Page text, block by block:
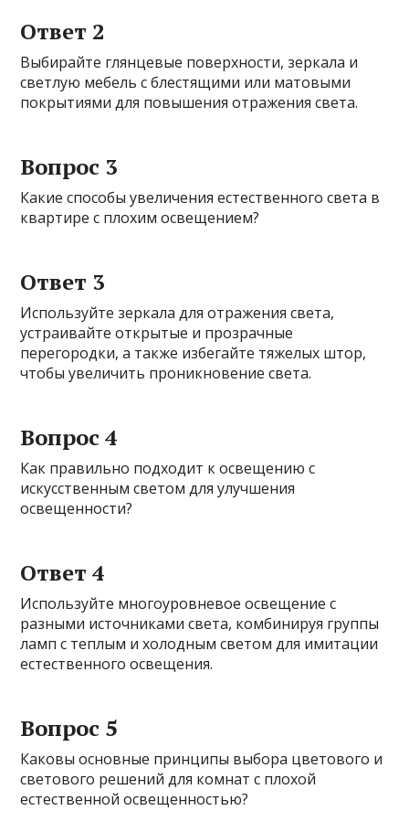
Ответ 2
Выбирайте глянцевые поверхности, зеркала и
светлую мебель с блестящими или матовыми
покрытиями для повышения отражения света.
Вопрос 3
Какие способы увеличения естественного света в
квартире с плохим освещением?
Ответ 3
Используйте зеркала для отражения света,
устраивайте открытые и прозрачные
перегородки, а также избегайте тяжелых штор,
чтобы увеличить проникновение света.
Вопрос 4
Как правильно подходит к освещению с
искусственным светом для улучшения
освещенности?
Ответ 4
Используйте многоуровневое освещение с
разными источниками света, комбинируя группы
ламп с теплым и холодным светом для имитации
естественного освещения.
Вопрос 5
Каковы основные принципы выбора цветового и
светового решений для комнат с плохой
естественной освещенностью?